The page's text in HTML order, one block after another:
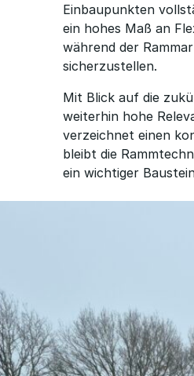
Einbaupunkten
ein hohes Maß an
während der
sicherzustellen.
Mit Blick auf die
weiterhin hohe
verzeichnet einen
bleibt die
ein wichtiger